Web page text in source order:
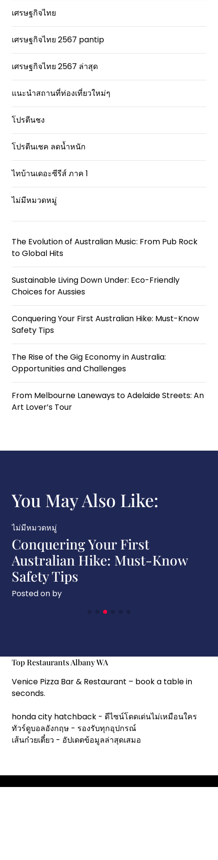
เศรษฐกิจไทย
เศรษฐกิจไทย 2567 pantip
เศรษฐกิจไทย 2567 ล่าสุด
แนะนำสถานที่ท่องเที่ยวใหม่ๆ
โปรตีนชง
โปรตีนเชค ลดน้ำหนัก
ไทบ้านเดอะซีรีส์ ภาค 1
ไม่มีหมวดหมู่
The Evolution of Australian Music: From Pub Rock
to Global Hits
Sustainable Living Down Under: Eco-Friendly
Choices for Aussies
Conquering Your First Australian Hike: Must-Know
Safety Tips
The Rise of the Gig Economy in Australia:
Opportunities and Challenges
From Melbourne Laneways to Adelaide Streets: An
Art Lover’s Tour
You May Also Like:
ไม่มีหมวดหมู่
The Rise of the Gig
Australia: Opportunities
Challenges
Posted on
Top Restaurants Albany WA
Venice Pizza Bar & Restaurant – book a table in
seconds.
honda city hatchback - ดีไซน์โดดเด่นไม่เหมือนใคร
ทัวร์ดูบอลอังกฤษ - รองรับทุกอุปกรณ์
เส้นก๋วยเตี๋ยว - อัปเดตข้อมูลล่าสุดเสมอ